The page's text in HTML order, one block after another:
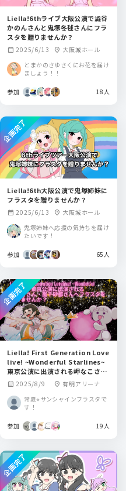
Liella!6thライブ大阪公演で澁谷
かのんさんと鬼塚冬毬さんにフラ
スタを贈りませんか？
calendar_month 2025/6/13 location_on 大阪城ホール
とまかのさゆさくにお花を届け
ましょう！！
参加 18人
Liella!6th大阪公演で鬼塚姉妹に
フラスタを贈りませんか？
calendar_month 2025/6/13 location_on 大阪城ホール
鬼塚姉妹へ応援の気持ちを届け
たいです！
参加 65人
企画完了
Liella! First Generation Love
live! ~Wonderful Starlines~
東京公演に出演される岬なこさ
ん・嵐千砂都さんへフラスタを贈
りませんか？
calendar_month 2025/8/9 location_on 有明アリーナ
常夏⭐︎サンシャインフラスタで
す！
参加 19人
企画完了
企画完了